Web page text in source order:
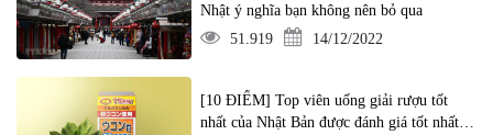
Nhật ý nghĩa bạn không nên bỏ qua
51.919
14/12/2022
[10 ĐIỂM] Top viên uống giải rượu tốt
nhất của Nhật Bản được đánh giá tốt nhất